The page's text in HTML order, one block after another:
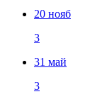
20 нояб
3
31 май
3